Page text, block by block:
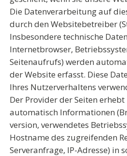
Die Datenverarbeitung auf
durch den Websitebetreiber
Insbesondere technische
Internetbrowser,
Seitenaufrufs) werden
der Website erfasst. Diese
Ihres Nutzerverhaltens
Der Provider der Seiten
automatisch Informationen
version, verwendetes
Hostname des zugreifenden
Serveranfrage, IP-Adresse) in